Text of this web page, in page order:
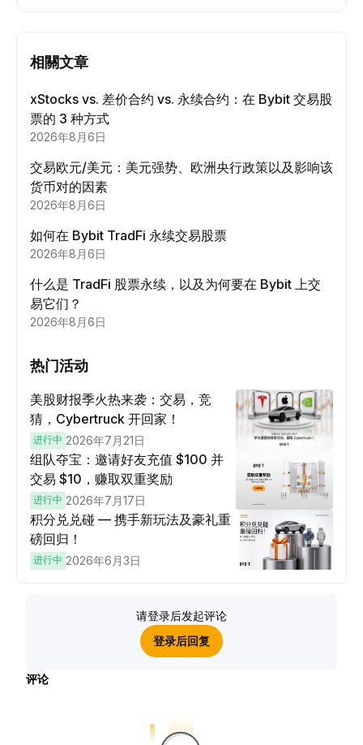
相關文章
xStocks vs. 差价合约 vs. 永续合约：在 Bybit 交易股
票的 3 种方式
2026年8月6日
交易欧元/美元：美元强势、欧洲央行政策以及影响该
货币对的因素
2026年8月6日
如何在 Bybit TradFi 永续交易股票
2026年8月6日
什么是 TradFi 股票永续，以及为何要在 Bybit 上交
易它们？
2026年8月6日
热门活动
美股财报季火热来袭：交易，竞
猜，Cybertruck 开回家！
进行中 2026年7月21日
组队夺宝：邀请好友充值 $100 并
交易 $10，赚取双重奖励
进行中 2026年7月17日
积分兑兑碰 — 携手新玩法及豪礼重
磅回归！
进行中 2026年6月3日
请登录后发起评论
登录后回复
评论